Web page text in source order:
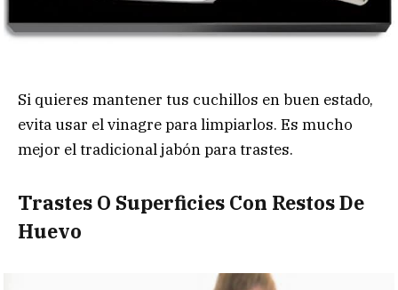
Si quieres mantener tus cuchillos en buen estado,
evita usar el vinagre para limpiarlos. Es mucho
mejor el tradicional jabón para trastes.
Trastes O Superficies Con Restos De
Huevo